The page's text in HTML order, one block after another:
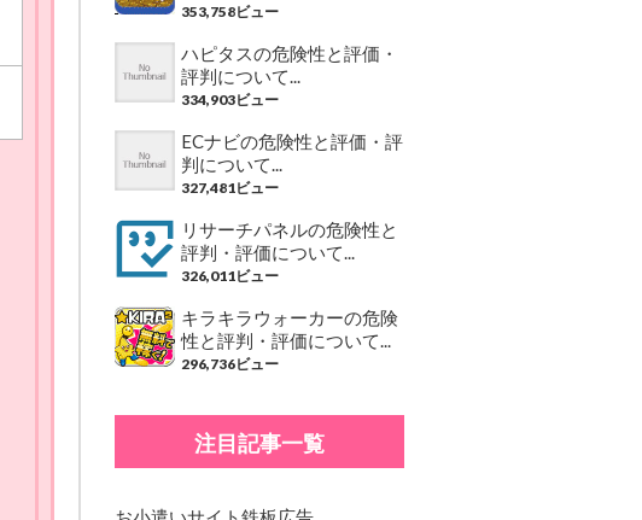
353,758ビュー
ハピタスの危険性と評価・
評判について...
334,903ビュー
ECナビの危険性と評価・評
判について...
327,481ビュー
リサーチパネルの危険性と
評判・評価について...
326,011ビュー
キラキラウォーカーの危険
性と評判・評価について...
296,736ビュー
注目記事一覧